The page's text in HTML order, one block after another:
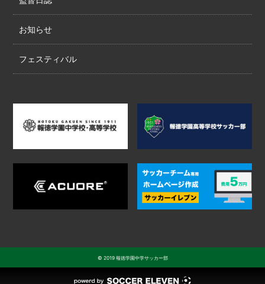
お知らせ
フェスティバル
© 2019 報徳学園中学サッカー部